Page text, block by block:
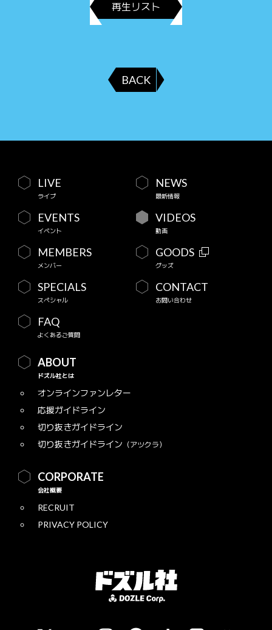
再生リスト
BACK
LIVE
ライブ
NEWS
最新情報
EVENTS
イベント
VIDEOS
動画
MEMBERS
メンバー
GOODS
グッズ
SPECIALS
スペシャル
CONTACT
お問い合わせ
FAQ
よくあるご質問
ABOUT
ドズル社とは
オンラインファンレター
応援ガイドライン
切り抜きガイドライン
切り抜きガイドライン （アツクラ）
CORPORATE
会社概要
RECRUIT
PRIVACY POLICY